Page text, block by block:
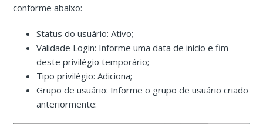
conforme abaixo:
Status do usuário: Ativo;
Validade Login: Informe uma data de inicio e fim
deste privilégio temporário;
Tipo privilégio: Adiciona;
Grupo de usuário: Informe o grupo de usuário criado
anteriormente: